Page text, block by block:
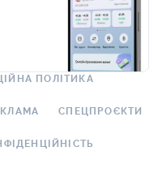
ПОЛІТИКА
СПЕЦПРОЄКТИ